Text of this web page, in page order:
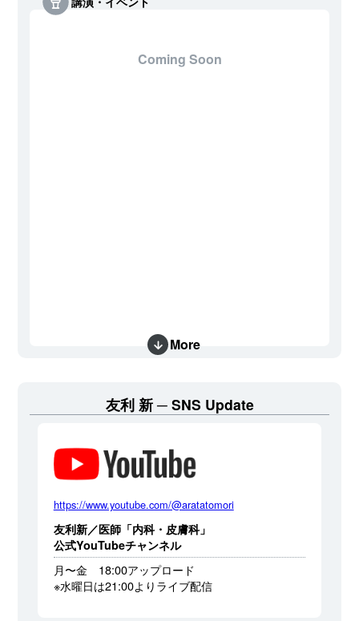
Coming Soon
More
友利 新 SNS Update
https://www.youtube.com/@aratatomori
友利新／医師「内科・皮膚科」
公式YouTubeチャンネル
月〜金 18:00アップロード
※水曜日は21:00よりライブ配信